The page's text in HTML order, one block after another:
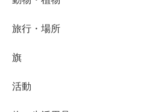
旅行・場所
旗
活動